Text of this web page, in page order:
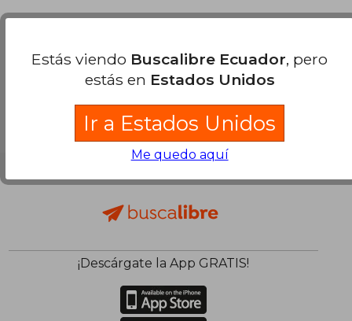
¡Descárgate la App GRATIS!
Estás viendo Buscalibre Ecuador, pero
estás en Estados Unidos
Ir a Estados Unidos
Me quedo aquí